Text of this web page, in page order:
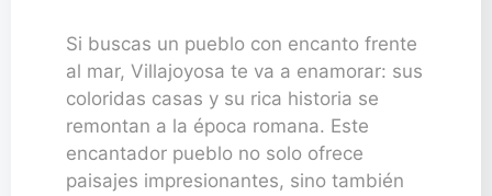
Si buscas un pueblo con encanto frente
al mar, Villajoyosa te va a enamorar: sus
coloridas casas y su rica historia se
remontan a la época romana. Este
encantador pueblo no solo ofrece
paisajes impresionantes, sino también